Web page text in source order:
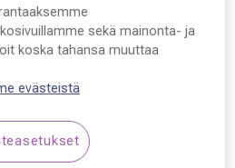
leikkaustiimille.
erikoislääkäri
sekä mainonta- ja
koska tahansa muuttaa
evästeistä